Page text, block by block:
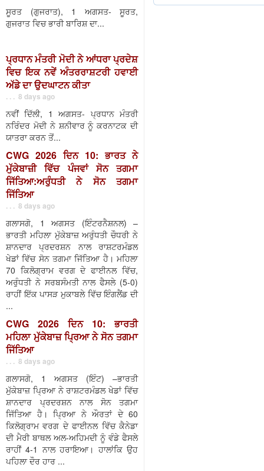
ਸੂਰਤ (ਗੁਜਰਾਤ), 1 ਅਗਸਤ- ਸੂਰਤ,
ਗੁਜਰਾਤ ਵਿਚ ਭਾਰੀ ਬਾਰਿਸ਼ ਦਾ...
ਪ੍ਰਧਾਨ ਮੰਤਰੀ ਮੋਦੀ ਨੇ ਆਂਧਰਾ ਪ੍ਰਦੇਸ਼
ਵਿਚ ਇਕ ਨਵੇਂ ਅੰਤਰਰਾਸ਼ਟਰੀ ਹਵਾਈ
ਅੱਡੇ ਦਾ ਉਦਘਾਟਨ ਕੀਤਾ
. . . 8 days ago
ਨਵੀਂ ਦਿੱਲੀ, 1 ਅਗਸਤ- ਪ੍ਰਧਾਨ ਮੰਤਰੀ
ਨਰਿੰਦਰ ਮੋਦੀ ਨੇ ਸ਼ਨੀਵਾਰ ਨੂੰ ਕਰਨਾਟਕ ਦੀ
ਯਾਤਰਾ ਕਰਨ ਤੋਂ...
CWG 2026 ਦਿਨ 10: ਭਾਰਤ ਨੇ
ਮੁੱਕੇਬਾਜ਼ੀ ਵਿੱਚ ਪੰਜਵਾਂ ਸੋਨ ਤਗਮਾ
ਜਿੱਤਿਆ:ਅਰੁੰਧਤੀ ਨੇ ਸੋਨ ਤਗਮਾ
ਜਿੱਤਿਆ
. . . 8 days ago
ਗਲਾਸਗੋ, 1 ਅਗਸਤ (ਇੰਟਰਨੈਸ਼ਨਲ) –
ਭਾਰਤੀ ਮਹਿਲਾ ਮੁੱਕੇਬਾਜ਼ ਅਰੁੰਧਤੀ ਚੌਧਰੀ ਨੇ
ਸ਼ਾਨਦਾਰ ਪ੍ਰਦਰਸ਼ਨ ਨਾਲ ਰਾਸ਼ਟਰਮੰਡਲ
ਖੇਡਾਂ ਵਿੱਚ ਸੋਨ ਤਗਮਾ ਜਿੱਤਿਆ ਹੈ। ਮਹਿਲਾ
70 ਕਿਲੋਗ੍ਰਾਮ ਵਰਗ ਦੇ ਫਾਈਨਲ ਵਿੱਚ,
ਅਰੁੰਧਤੀ ਨੇ ਸਰਬਸੰਮਤੀ ਨਾਲ ਫੈਸਲੇ (5-0)
ਰਾਹੀਂ ਇੱਕ ਪਾਸੜ ਮੁਕਾਬਲੇ ਵਿੱਚ ਇੰਗਲੈਂਡ ਦੀ
...
CWG 2026 ਦਿਨ 10: ਭਾਰਤੀ
ਮਹਿਲਾ ਮੁੱਕੇਬਾਜ਼ ਪ੍ਰਿਆ ਨੇ ਸੋਨ ਤਗਮਾ
ਜਿੱਤਿਆ
. . . 8 days ago
ਗਲਾਸਗੋ, 1 ਅਗਸਤ (ਇੰਟ) –ਭਾਰਤੀ
ਮੁੱਕੇਬਾਜ਼ ਪ੍ਰਿਆ ਨੇ ਰਾਸ਼ਟਰਮੰਡਲ ਖੇਡਾਂ ਵਿੱਚ
ਸ਼ਾਨਦਾਰ ਪ੍ਰਦਰਸ਼ਨ ਨਾਲ ਸੋਨ ਤਗਮਾ
ਜਿੱਤਿਆ ਹੈ। ਪ੍ਰਿਆ ਨੇ ਔਰਤਾਂ ਦੇ 60
ਕਿਲੋਗ੍ਰਾਮ ਵਰਗ ਦੇ ਫਾਈਨਲ ਵਿੱਚ ਕੈਨੇਡਾ
ਦੀ ਮੈਰੀ ਬਾਥਲ ਅਲ-ਅਹਿਮਦੀ ਨੂੰ ਵੰਡੇ ਫੈਸਲੇ
ਰਾਹੀਂ 4-1 ਨਾਲ ਹਰਾਇਆ। ਹਾਲਾਂਕਿ ਉਹ
ਪਹਿਲਾ ਦੌਰ ਹਾਰ ...